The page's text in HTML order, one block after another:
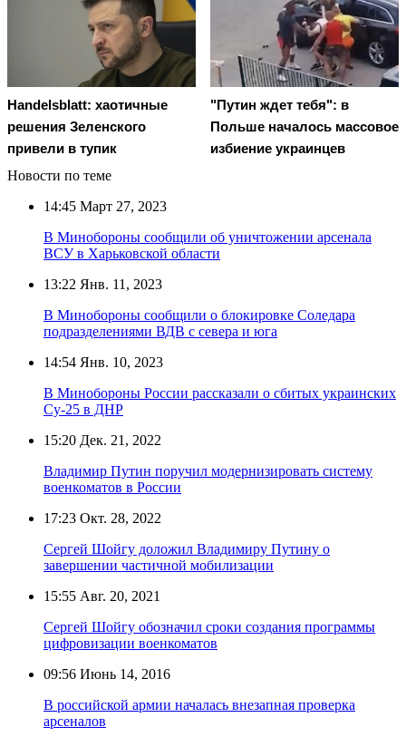
Handelsblatt: хаотичные
решения Зеленского
привели в тупик
"Путин ждет тебя": в
Польше началось массовое
избиение украинцев
Новости по теме
14:45 Март 27, 2023
В Минобороны сообщили об уничтожении арсенала
ВСУ в Харьковской области
13:22 Янв. 11, 2023
В Минобороны сообщили о блокировке Соледара
подразделениями ВДВ с севера и юга
14:54 Янв. 10, 2023
В Минобороны России рассказали о сбитых украинских
Су-25 в ДНР
15:20 Дек. 21, 2022
Владимир Путин поручил модернизировать систему
военкоматов в России
17:23 Окт. 28, 2022
Сергей Шойгу доложил Владимиру Путину о
завершении частичной мобилизации
15:55 Авг. 20, 2021
Сергей Шойгу обозначил сроки создания программы
цифровизации военкоматов
09:56 Июнь 14, 2016
В российской армии началась внезапная проверка
арсеналов